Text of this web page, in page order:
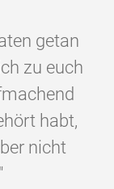
getan
zu euch
habt,
nicht